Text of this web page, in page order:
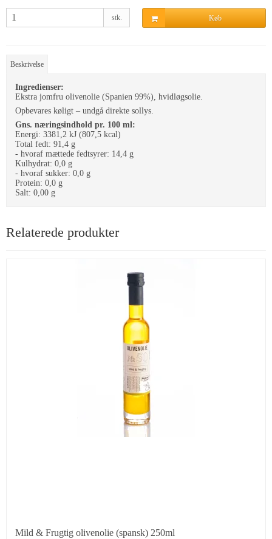
stk. Køb
Beskrivelse
Ingredienser:
Ekstra jomfru olivenolie (Spanien 99%), hvidløgsolie.
Opbevares køligt – undgå direkte sollys.
Gns. næringsindhold pr. 100 ml:
Energi: 3381,2 kJ (807,5 kcal)
Total fedt: 91,4 g
- hvoraf mættede fedtsyrer: 14,4 g
Kulhydrat: 0,0 g
- hvoraf sukker: 0,0 g
Protein: 0,0 g
Salt: 0,00 g
Relaterede produkter
Mild & Frugtig olivenolie (spansk) 250ml